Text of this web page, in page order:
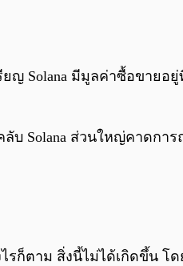
ยญ Solana มีมูลค่าซื้อขายอ
Solana ส่วนใหญ่คาดการ
ก็ตาม สิ่งนี้ไม่ได้เกิดขึ้น โด